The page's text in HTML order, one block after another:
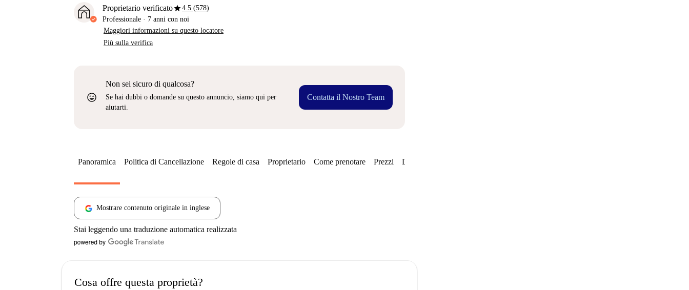
Proprietario verificatostar4.5 (578)
Professionale · 7 anni con noi
Maggiori informazioni su questo locatore
Più sulla verifica
sentiment_very_satisfied
Non sei sicuro di qualcosa?
Se hai dubbi o domande su questo annuncio, siamo qui per
aiutarti.
Contatta il Nostro Team
Panoramica Politica di Cancellazione Regole di casa Proprietario Come prenotare Prezzi Disponibilità
Mostrare contenuto originale in inglese
Stai leggendo una traduzione automatica realizzata
Cosa offre questa proprietà?